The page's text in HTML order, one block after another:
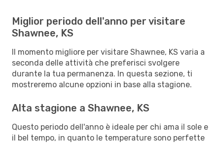
Miglior periodo dell'anno per visitare
Shawnee, KS
Il momento migliore per visitare Shawnee, KS varia a
seconda delle attività che preferisci svolgere
durante la tua permanenza. In questa sezione, ti
mostreremo alcune opzioni in base alla stagione.
Alta stagione a Shawnee, KS
Questo periodo dell'anno è ideale per chi ama il sole e
il bel tempo, in quanto le temperature sono perfette